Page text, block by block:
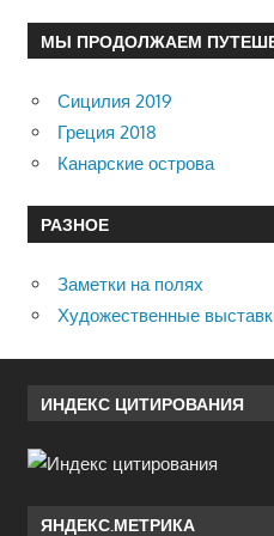
МЫ ПРОДОЛЖАЕМ
Сицилия 2019
Греция 2018
Канарские острова
РАЗНОЕ
Заметки на полях
Художественные
ИНДЕКС ЦИТИРОВАНИЯ
ЯНДЕКС.МЕТРИКА